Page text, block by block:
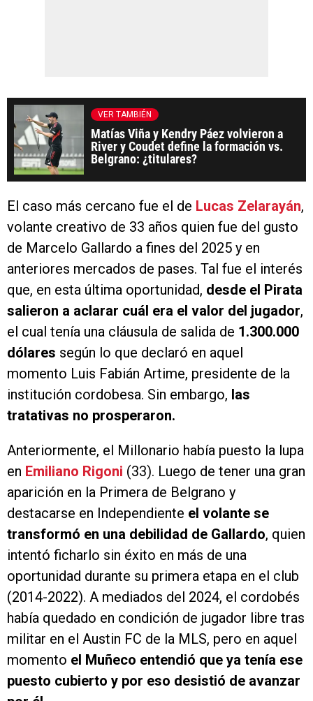
VER TAMBIÉN
Matías Viña y Kendry Páez volvieron a
River y Coudet define la formación vs.
Belgrano: ¿titulares?
El caso más cercano fue el de Lucas Zelarayán,
volante creativo de 33 años quien fue del gusto
de Marcelo Gallardo a fines del 2025 y en
anteriores mercados de pases. Tal fue el interés
que, en esta última oportunidad, desde el Pirata
salieron a aclarar cuál era el valor del jugador,
el cual tenía una cláusula de salida de 1.300.000
dólares según lo que declaró en aquel
momento Luis Fabián Artime, presidente de la
institución cordobesa. Sin embargo, las
tratativas no prosperaron.
Anteriormente, el Millonario había puesto la lupa
en Emiliano Rigoni (33). Luego de tener una gran
aparición en la Primera de Belgrano y
destacarse en Independiente el volante se
transformó en una debilidad de Gallardo, quien
intentó ficharlo sin éxito en más de una
oportunidad durante su primera etapa en el club
(2014-2022). A mediados del 2024, el cordobés
había quedado en condición de jugador libre tras
militar en el Austin FC de la MLS, pero en aquel
momento el Muñeco entendió que ya tenía ese
puesto cubierto y por eso desistió de avanzar